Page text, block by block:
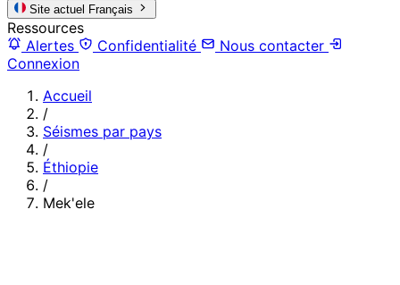
Site actuel Français
Ressources
Alertes
Confidentialité
Nous contacter
Connexion
Accueil
/
Séismes par pays
/
Éthiopie
/
Mek'ele